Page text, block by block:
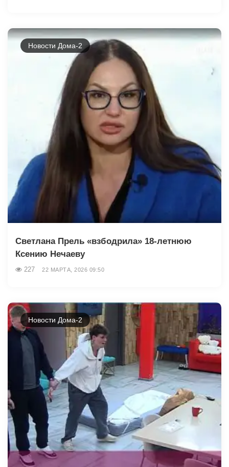
Новости Дома-2
Светлана Прель «взбодрила» 18-летнюю
Ксению Нечаеву
227 22 МАРТА, 2026 09:50
Новости Дома-2